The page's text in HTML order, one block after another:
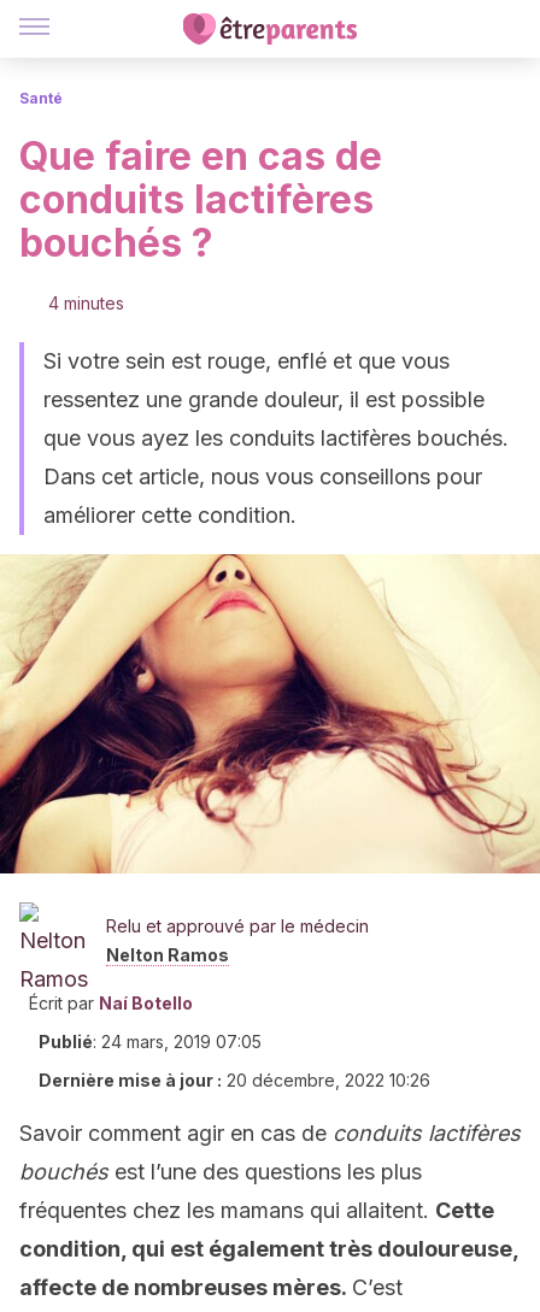
Santé
Que faire en cas de
conduits lactifères
bouchés ?
4 minutes
Si votre sein est rouge, enflé et que vous
ressentez une grande douleur, il est possible
que vous ayez les conduits lactifères bouchés.
Dans cet article, nous vous conseillons pour
améliorer cette condition.
Relu et approuvé par le médecin
Nelton Ramos
Écrit par Naí Botello
Publié: 24 mars, 2019 07:05
Dernière mise à jour : 20 décembre, 2022 10:26
Savoir comment agir en cas de conduits lactifères
bouchésest l’une des questions les plus
fréquentes chez les mamans qui allaitent. Cette
condition, qui est également très douloureuse,
affecte de nombreuses mères. C’est